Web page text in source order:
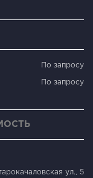
По запросу
По запросу
ул., 5